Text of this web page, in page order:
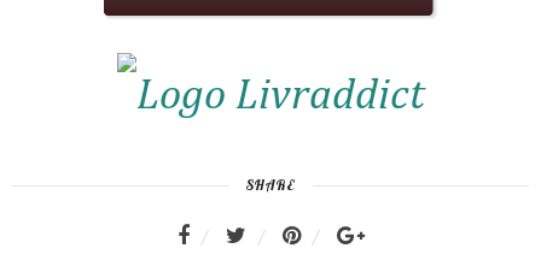
SHARE